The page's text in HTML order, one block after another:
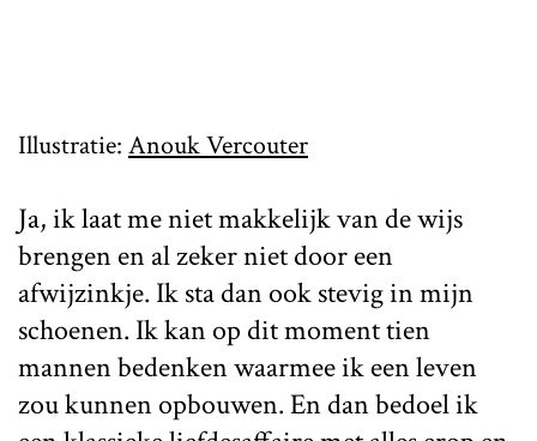
Illustratie: Anouk Vercouter
Ja, ik laat me niet makkelijk van de wijs
brengen en al zeker niet door een
afwijzinkje. Ik sta dan ook stevig in mijn
schoenen. Ik kan op dit moment tien
mannen bedenken waarmee ik een leven
zou kunnen opbouwen. En dan bedoel ik